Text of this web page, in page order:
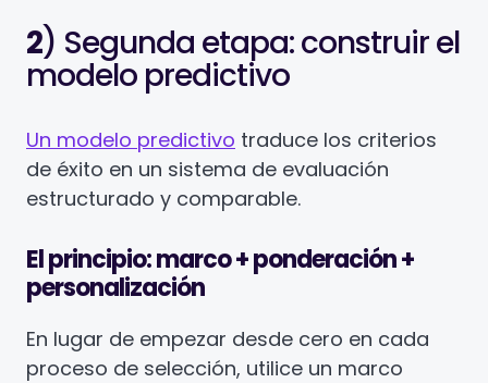
2) Segunda etapa: construir el
modelo predictivo
Un modelo predictivo traduce los criterios
de éxito en un sistema de evaluación
estructurado y comparable.
El principio: marco + ponderación +
personalización
En lugar de empezar desde cero en cada
proceso de selección, utilice un marco